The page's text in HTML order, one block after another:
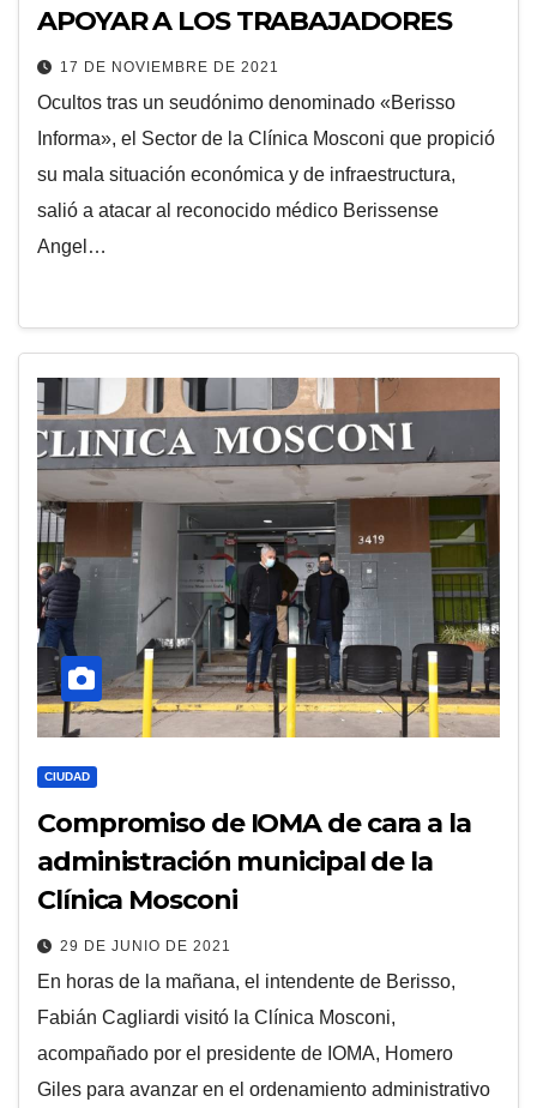
APOYAR A LOS TRABAJADORES
17 DE NOVIEMBRE DE 2021
Ocultos tras un seudónimo denominado «Berisso
Informa», el Sector de la Clínica Mosconi que propició
su mala situación económica y de infraestructura,
salió a atacar al reconocido médico Berissense
Angel…
CIUDAD
Compromiso de IOMA de cara a la
administración municipal de la
Clínica Mosconi
29 DE JUNIO DE 2021
En horas de la mañana, el intendente de Berisso,
Fabián Cagliardi visitó la Clínica Mosconi,
acompañado por el presidente de IOMA, Homero
Giles para avanzar en el ordenamiento administrativo